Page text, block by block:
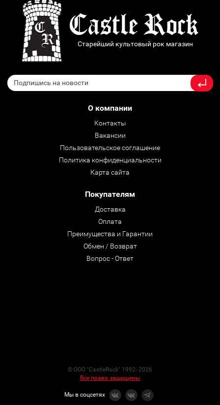
Старейший культовый рок магазин
О компании
Контакты
Вакансии
Пользовательское соглашение
Политика конфиденциальности
Карта сайта
Покупателям
Доставка
Оплата
Преимущества и Гарантии
Обмен / Возврат
Вопрос - Ответ
© ООО "CastleRock" 1992- 2026
Все права защищены
Мы в соцсетях